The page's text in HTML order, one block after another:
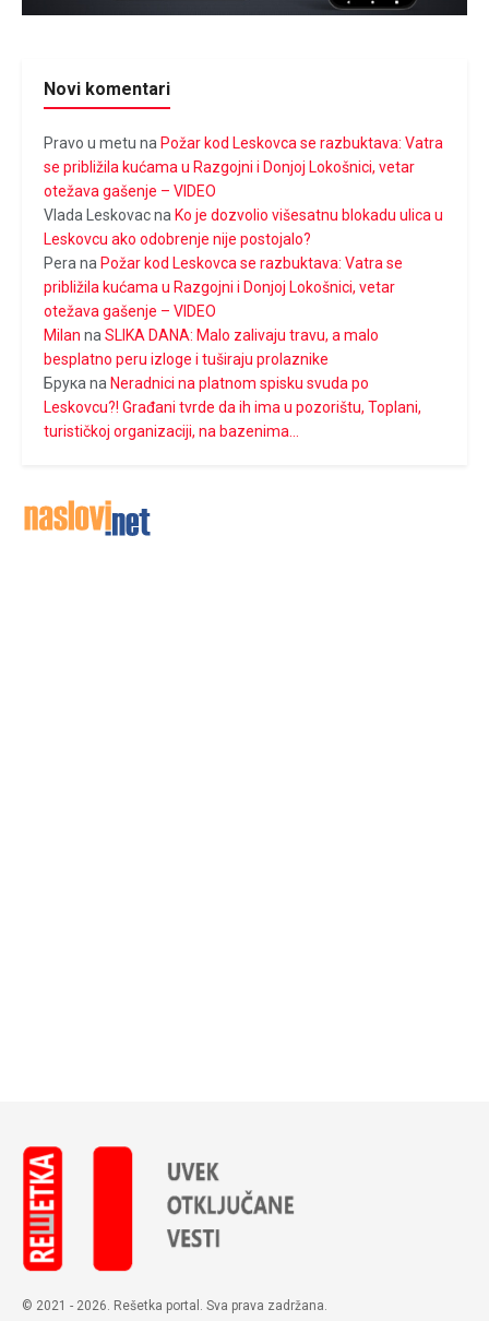
Novi komentari
Pravo u metu na Požar kod Leskovca se razbuktava: Vatra
se približila kućama u Razgojni i Donjoj Lokošnici, vetar
otežava gašenje – VIDEO
Vlada Leskovacna Ko je dozvolio višesatnu blokadu ulica u
Leskovcu ako odobrenje nije postojalo?
Perana Požar kod Leskovca se razbuktava: Vatra se
približila kućama u Razgojni i Donjoj Lokošnici, vetar
otežava gašenje – VIDEO
Milan naSLIKA DANA: Malo zalivaju travu, a malo
besplatno peru izloge i tuširaju prolaznike
Брукаna Neradnici na platnom spisku svuda po
Leskovcu?! Građani tvrde da ih ima u pozorištu, Toplani,
turističkoj organizaciji, na bazenima…
© 2021 - 2026. Rešetka portal. Sva prava zadržana.